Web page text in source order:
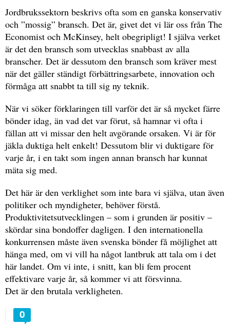
Jordbrukssektorn beskrivs ofta som en ganska konservativ
och ”mossig” bransch. Det är, givet det vi lär oss från The
Economist och McKinsey, helt obegripligt! I själva verket
är det den bransch som utvecklas snabbast av alla
branscher. Det är dessutom den bransch som kräver mest
när det gäller ständigt förbättringsarbete, innovation och
förmåga att snabbt ta till sig ny teknik.
När vi söker förklaringen till varför det är så mycket färre
bönder idag, än vad det var förut, så hamnar vi ofta i
fällan att vi missar den helt avgörande orsaken. Vi är för
jäkla duktiga helt enkelt! Dessutom blir vi duktigare för
varje år, i en takt som ingen annan bransch har kunnat
mäta sig med.
Det här är den verklighet som inte bara vi själva, utan även
politiker och myndigheter, behöver förstå.
Produktivitetsutvecklingen – som i grunden är positiv –
skördar sina bondoffer dagligen. I den internationella
konkurrensen måste även svenska bönder få möjlighet att
hänga med, om vi vill ha något lantbruk att tala om i det
här landet. Om vi inte, i snitt, kan bli fem procent
effektivare varje år, så kommer vi att försvinna.
Det är den brutala verkligheten.
0